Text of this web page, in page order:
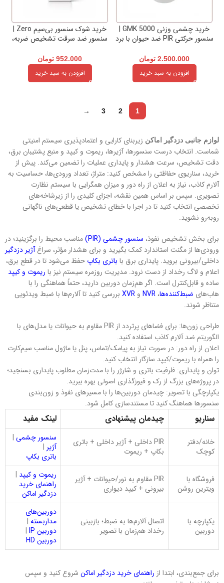
خرید چشمی وزنی GMK 5000 |
سنسور حرکتی PIR ضد حیوان با برد
2.500.000 تومان
افزودن به سبد خرید
خرید شوک سنسور بی‌سیم Zero |
سنسور ضد سرقت تشخیص ضربه،
952.000 تومان
افزودن به سبد خرید
1
2
3
→
لوازم جانبی دزدگیر اماکن زیربنای کارایی و اعتمادپذیری سیستم امنیتی
شماست. انتخاب درست سنسورها، آژیرها، ریموت و کیپد و منبع پشتیبان برق،
دقت تشخیص، سرعت هشدار و پایداری عملیات را تضمین می‌کند. پیش از
خرید، سناریوی حفاظتی را مشخص کنید: متراژ، تعداد ورودی‌ها، حساسیت به
آلارم کاذب، نیاز به اعلان از راه دور و میزان همگرایی با سیستم نظارت
تصویری. سپس بر اساس همین نقشه، اجزای کلیدی را از زیرشاخه‌های
تخصصی انتخاب کنید تا در اجرا با خطای تشخیص یا قطعی‌های ناگهانی
روبه‌رو نشوید.
برای بخش تشخیص نفوذ، سنسور چشمی (PIR)
مناسب محیط را برگزینید؛ در
ورودی‌ها از مگنت استاندارد کمک بگیرید و برای هشدار مؤثر، سراغآژیر دزدگیر
داخلی/بیرونی بروید. پایداری برق با باتری بکاپ حفظ می‌شود تا در قطع برق،
اعلام و لاگ رخداد از دست نرود. مدیریت روزمره سیستم نیز با ریموت و کیپد
ساده و قابل‌کنترل است. اگر هم‌زمان دوربین دارید، حتماً هماهنگی را با
هاب‌های ضبط‌کننده‌ها، NVR و XVR بررسی کنید تا آلارم‌ها با ضبط ویدئویی
متناظر شوند.
طراحی زون‌ها: برای فضاهای پرتردد از PIR مقاوم به حیوانات یا مدل‌های با
الگوریتم ضد آلارم کاذب استفاده کنید.
اعلان از راه دور: در صورت نیاز به پیامک/تماس، پنل یا ماژول مناسب سیم‌کارت
را همراه با ریموت/کیپد سازگار انتخاب کنید.
توان و پایداری: ظرفیت باتری و شارژر را با مدت‌زمان مطلوب پایداری بسنجید؛
در پروژه‌های بزرگ از رک و فیوزگذاری اصولی بهره ببرید.
یکپارچگی با تصویر: چیدمان دوربین‌ها را با مسیرهای نفوذ و زون‌بندی
سنسورها هماهنگ کنید تا مستندسازی کامل شود.
سناریو چیدمان پیشنهادی لینک مفید
خانه/دفتر
کوچک
PIR داخلی + آژیر داخلی + باتری
بکاپ + ریموت
سنسور چشمی |
آژیر |
باتری بکاپ
فروشگاه با
ویترین روشن
PIR مقاوم به نور/حیوانات + آژیر
بیرونی + کیپد دیواری
ریموت و کیپد |
راهنمای خرید
دزدگیر اماکن
یکپارچه با
دوربین
اتصال آلارم‌ها به ضبط؛ بازبینی
رخداد هم‌زمان با تصویر
دوربین‌های
مداربسته |
دوربین IP
|
دوربین HD
برای جمع‌بندی، ابتدا از راهنمای خرید دزدگیر اماکن شروع کنید و سپس